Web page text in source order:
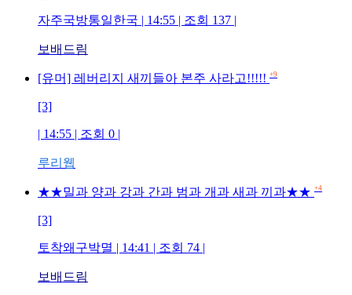
자주국방통일한국 | 14:55 | 조회 137 |
보배드림
[유머] 레버리지 새끼들아 본주 사라고!!!!! +9
[3]
| 14:55 | 조회 0 |
루리웹
★★밀과 양과 강과 간과 범과 개과 새과 끼과★★ +4
[3]
토착왜구박멸 | 14:41 | 조회 74 |
보배드림